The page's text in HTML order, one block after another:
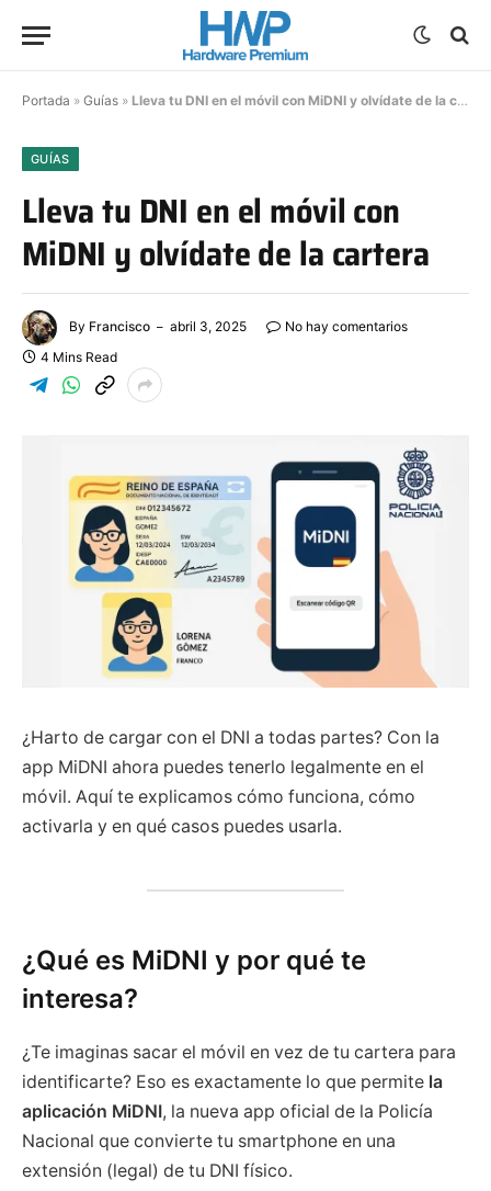
Portada » Guías » Lleva tu DNI en el móvil con MiDNI y olvídate de la cartera
GUÍAS
Lleva tu DNI en el móvil con
MiDNI y olvídate de la cartera
By Francisco abril 3, 2025
No hay comentarios
4 Mins Read
¿Harto de cargar con el DNI a todas partes? Con la
app MiDNI ahora puedes tenerlo legalmente en el
móvil. Aquí te explicamos cómo funciona, cómo
activarla y en qué casos puedes usarla.
¿Qué es MiDNI y por qué te
interesa?
¿Te imaginas sacar el móvil en vez de tu cartera para
identificarte? Eso es exactamente lo que permite la
aplicación MiDNI, la nueva app oficial de la Policía
Nacional que convierte tu smartphone en una
extensión (legal) de tu DNI físico.